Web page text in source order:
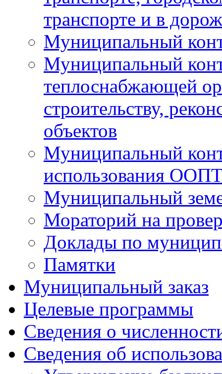
транспорте и в
Муниципальный
Муниципальный
теплоснабжающей
строительству,
объектов
Муниципальный
использования
Муниципальный
Мораторий на
Доклады по
Памятки
Муниципальный заказ
Целевые программы
Сведения о
Сведения об